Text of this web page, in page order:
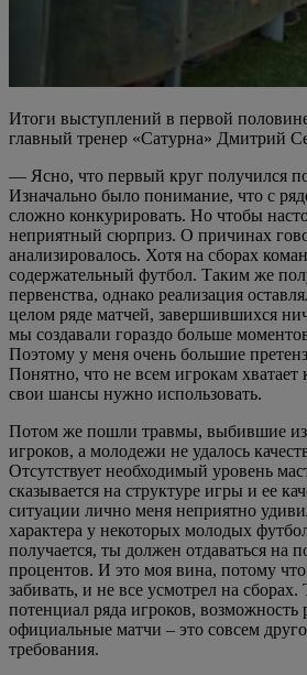
Итоги выступлений в первой
главный тренер «Сатурна» Дмитрий
— Ясно, что первый круг получился
Изначально было понимание, что с
сложно конкурировать. Но чтобы
неприятный сюрприз. О причинах
анализировалось. Хотя на сборах
содержательный футбол. Таким же
первенства, однако реализация
целом ряде матчей, завершившихся
мы создавали гораздо больше
Поэтому у меня очень большие
Понятно, что не всем игрокам
свои шансы нужно использовать.
Потом же пошли травмы, выбившие из
игроков, а молодежи не удалось
Отсутствует необходимый уровень
сказывается на структуре игры и ее
ситуации лично меня неприятно
характера у некоторых молодых
получается, ты должен отдаваться на
процентов. И это моя вина, потому
забивать, и не все усмотрел на
потенциал ряда игроков, возможность
официальные матчи – это совсем
требования.